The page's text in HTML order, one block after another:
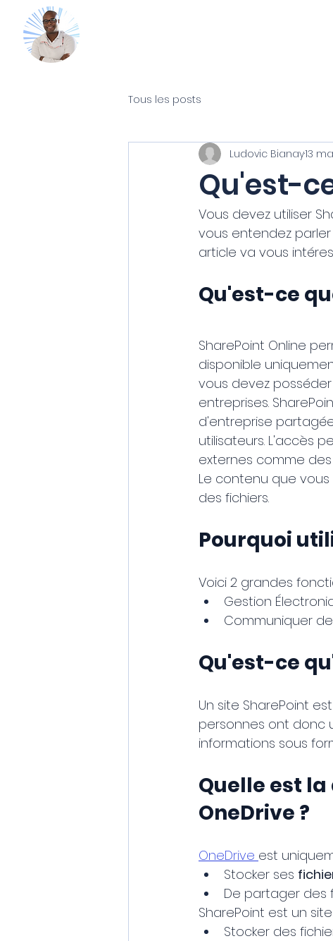
Tous les posts
Qu'est-
Ludovic Bianay13
Vous devez utiliser
vous entendez
article va vous
Qu'est-ce
SharePoint Online
disponible
vous devez
entreprises.
d'entreprise
utilisateurs. L'accès
externes comme
Le contenu que
des fichiers.
Pourquoi
Voici 2 grandes
Gestion
Communiquer
Qu'est-ce
Un site SharePoint
personnes ont donc
informations sous
Quelle est
OneDrive ?
OneDrive est
Stocker ses
De partager des
SharePoint est un
Stocker des